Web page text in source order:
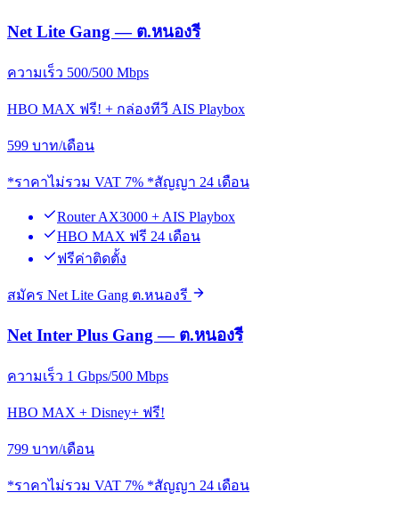
Net Lite Gang — ต.หนองรี
ความเร็ว 500/500 Mbps
HBO MAX ฟรี! + กล่องทีวี AIS Playbox
599 บาท/เดือน
*ราคาไม่รวม VAT 7% *สัญญา 24 เดือน
Router AX3000 + AIS Playbox
HBO MAX ฟรี 24 เดือน
ฟรีค่าติดตั้ง
สมัคร Net Lite Gang ต.หนองรี
Net Inter Plus Gang — ต.หนองรี
ความเร็ว 1 Gbps/500 Mbps
HBO MAX + Disney+ ฟรี!
799 บาท/เดือน
*ราคาไม่รวม VAT 7% *สัญญา 24 เดือน